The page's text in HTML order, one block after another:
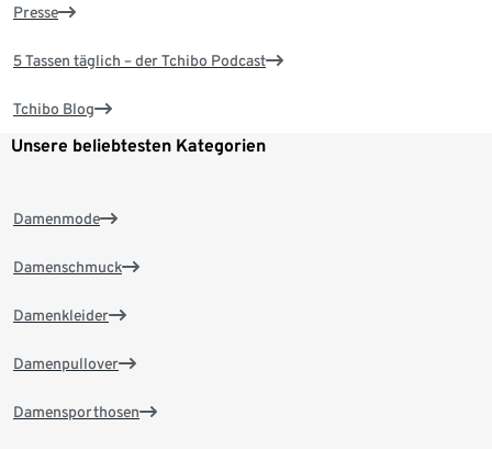
Presse
5 Tassen täglich – der Tchibo Podcast
Tchibo Blog
Unsere beliebtesten Kategorien
Damenmode
Damenschmuck
Damenkleider
Damenpullover
Damensporthosen